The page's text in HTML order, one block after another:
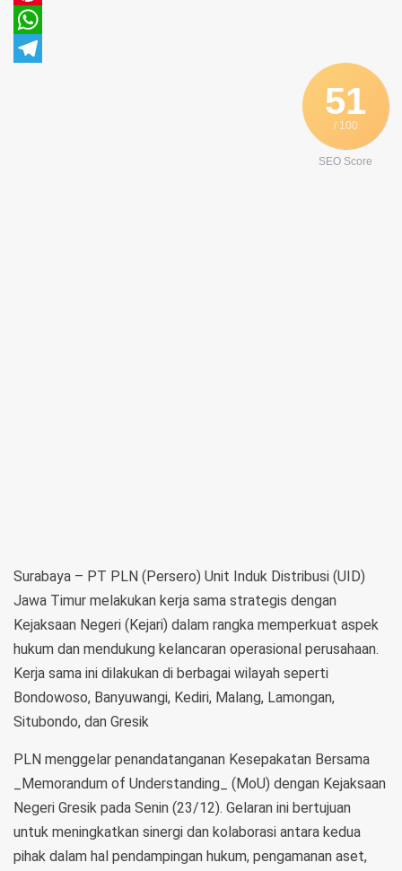
Pinterest
WhatsApp
51
/ 100
SEO Score
Surabaya – PT PLN (Persero) Unit Induk Distribusi (UID)
Jawa Timur melakukan kerja sama strategis dengan
Kejaksaan Negeri (Kejari) dalam rangka memperkuat aspek
hukum dan mendukung kelancaran operasional perusahaan.
Kerja sama ini dilakukan di berbagai wilayah seperti
Bondowoso, Banyuwangi, Kediri, Malang, Lamongan,
Situbondo, dan Gresik
PLN menggelar penandatanganan Kesepakatan Bersama
_Memorandum of Understanding_ (MoU) dengan Kejaksaan
Negeri Gresik pada Senin (23/12). Gelaran ini bertujuan
untuk meningkatkan sinergi dan kolaborasi antara kedua
pihak dalam hal pendampingan hukum, pengamanan aset,